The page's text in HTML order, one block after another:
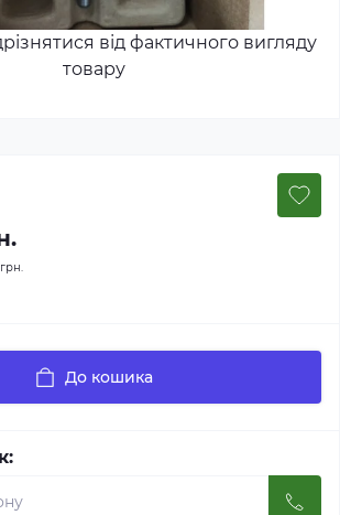
від фактичного вигляду
товару
До кошика